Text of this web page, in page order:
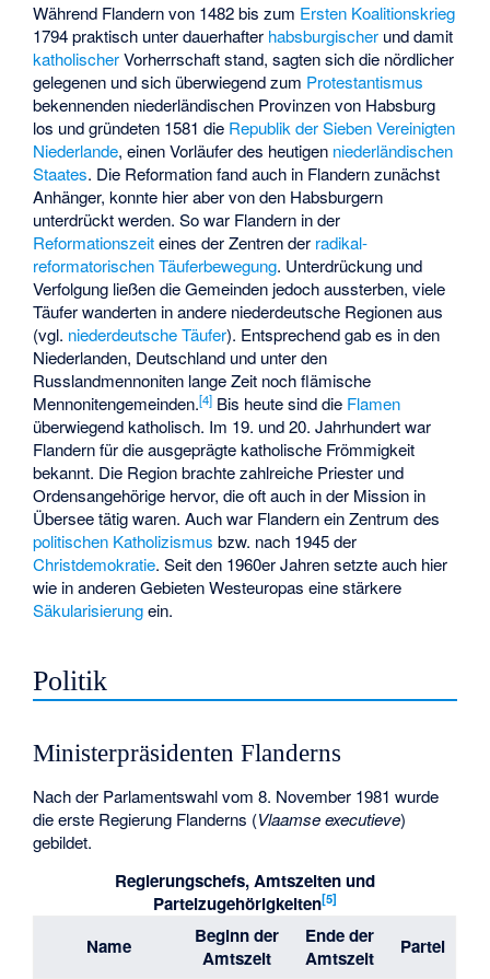
Während Flandern von 1482 bis zum Ersten Koalitionskrieg
1794 praktisch unter dauerhafter habsburgischer und damit
katholischerVorherrschaft stand, sagten sich die nördlicher
gelegenen und sich überwiegend zum Protestantismus
bekennenden niederländischen Provinzen von Habsburg
los und gründeten 1581 die Republik der Sieben Vereinigten
Niederlande, einen Vorläufer des heutigen niederländischen
Staates. Die Reformation fand auch in Flandern zunächst
Anhänger, konnte hier aber von den Habsburgern
unterdrückt werden. So war Flandern in der
Reformationszeiteines der Zentren der radikal-
reformatorischen Täuferbewegung. Unterdrückung und
Verfolgung ließen die Gemeinden jedoch aussterben, viele
Täufer wanderten in andere niederdeutsche Regionen aus
(vgl. niederdeutsche Täufer). Entsprechend gab es in den
Niederlanden, Deutschland und unter den
Russlandmennoniten lange Zeit noch flämische
Mennonitengemeinden.[4] Bis heute sind die Flamen
überwiegend katholisch. Im 19. und 20. Jahrhundert war
Flandern für die ausgeprägte katholische Frömmigkeit
bekannt. Die Region brachte zahlreiche Priester und
Ordensangehörige hervor, die oft auch in der Mission in
Übersee tätig waren. Auch war Flandern ein Zentrum des
politischen Katholizismus bzw. nach 1945 der
Christdemokratie. Seit den 1960er Jahren setzte auch hier
wie in anderen Gebieten Westeuropas eine stärkere
Säkularisierungein.
Politik
Ministerpräsidenten Flanderns
Nach der Parlamentswahl vom 8. November 1981 wurde
die erste Regierung Flanderns (Vlaamse executieve)
gebildet.
Regierungschefs, Amtszeiten und
Parteizugehörigkeiten[5]
Name
Beginn der
Amtszeit
Ende der
Amtszeit
Partei